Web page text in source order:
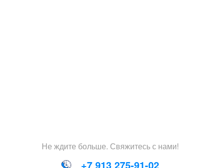
Не ждите больше. Свяжитесьс нами!
+7 913 275-91-02